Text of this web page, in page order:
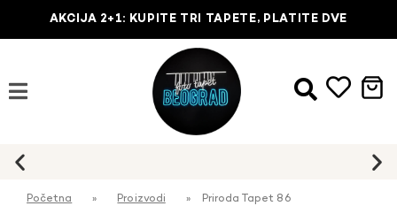
AKCIJA 2+1: KUPITE TRI TAPETE, PLATITE DVE
Početna » Proizvodi » Priroda Tapet 86